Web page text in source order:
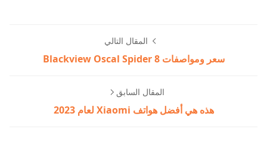
المقال التالي
سعر ومواصفات Blackview Oscal Spider 8
المقال السابق
هذه هي أفضل هواتف Xiaomi لعام 2023